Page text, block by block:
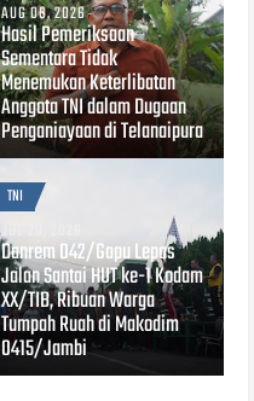
AUG 06, 2026
Hasil Pemeriksaan
Sementara Tidak
Menemukan Keterlibatan
Anggota TNI dalam Dugaan
Penganiayaan di Telanaipura
TNI
JUL 26, 2026
Danrem 042/Gapu Lepas
Jalan Santai HUT ke-1 Kodam
XX/TIB, Ribuan Warga
Tumpah Ruah di Makodim
0415/Jambi